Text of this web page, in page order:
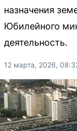
назначения
Юбилейного
деятельность.
12 марта, 2026,